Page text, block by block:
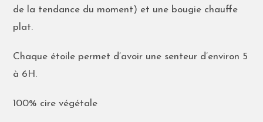
de la tendance du moment) et une bougie chauffe
plat.
Chaque étoile permet d’avoir une senteur d’environ 5
à 6H.
100% cire végétale